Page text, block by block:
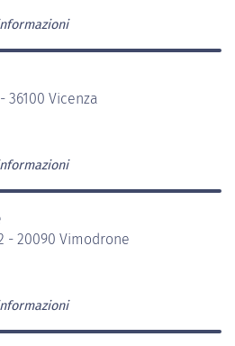
36100 Vicenza
- 20090 Vimodrone